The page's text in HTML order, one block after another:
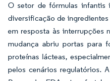
O setor de fórmulas infantis
diversificação de
em resposta às interrupções
mudança abriu portas para
proteínas lácteas,
pelos cenários regulatórios.